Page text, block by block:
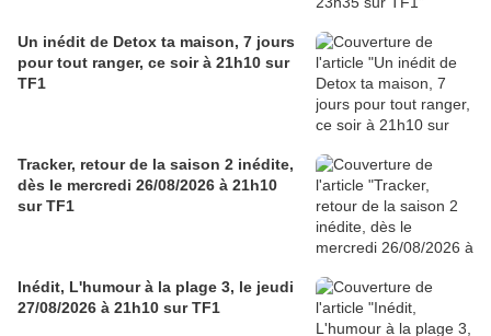
Un inédit de Detox ta maison, 7 jours
pour tout ranger, ce soir à 21h10 sur
TF1
Tracker, retour de la saison 2 inédite,
dès le mercredi 26/08/2026 à 21h10
sur TF1
Inédit, L'humour à la plage 3, le jeudi
27/08/2026 à 21h10 sur TF1